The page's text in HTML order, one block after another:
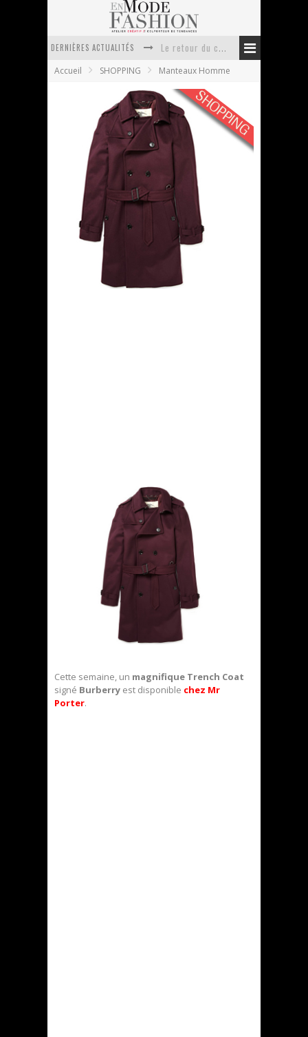
DERNIÈRES ACTUALITÉS
Week-end spa en automne : quel maillot de bain choisir ?
Pourquoi le costume sur mesure à Paris est un incontournable de l’élégance contemporaine ?
Accueil SHOPPING Manteaux Homme
Burberry London Classic Trench Coat chez
MrPorter
En Mode Fashion
14 septembre 2011
Manteaux Homme
2 Commentaires
Cette semaine, un magnifique Trench Coat
signé Burberry est disponible chez Mr
Porter.